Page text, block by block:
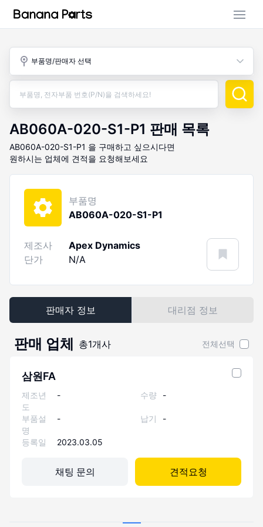
부품명/판매자 선택
AB060A-020-S1-P1 판매 목록
AB060A-020-S1-P1 을 구매하고 싶으시다면
원하시는 업체에 견적을 요청해보세요
부품명
AB060A-020-S1-P1
제조사
Apex Dynamics
단가
N/A
판매자 정보 대리점 정보
판매 업체 총1개사 전체선택
삼원FA
제조년
도
- 수량 -
부품설
명
- 납기 -
등록일 2023.03.05
채팅 문의 견적요청